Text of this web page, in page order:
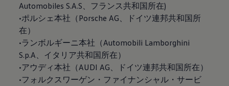
Automobiles S.A.S、フランス共和国所在)
•ポルシェ本社（Porsche AG、ドイツ連邦共和国所
在）
•ランボルギーニ本社（Automobili Lamborghini
S.p.A、イタリア共和国所在）
•アウディ本社（AUDI AG、ドイツ連邦共和国所在）
•フォルクスワーゲン・ファイナンシャル・サービ